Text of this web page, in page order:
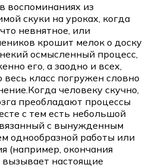
воспоминаниях из
скуки на уроках, когда
невнятное, или
крошит мелок о доску
осмысленный процесс,
его, а заодно и всех,
класс погружен словно
человеку скучно,
преобладают процессы
с тем есть небольшой
с вынужденным
однообразной работы или
(например, окончания
вызывает настоящие